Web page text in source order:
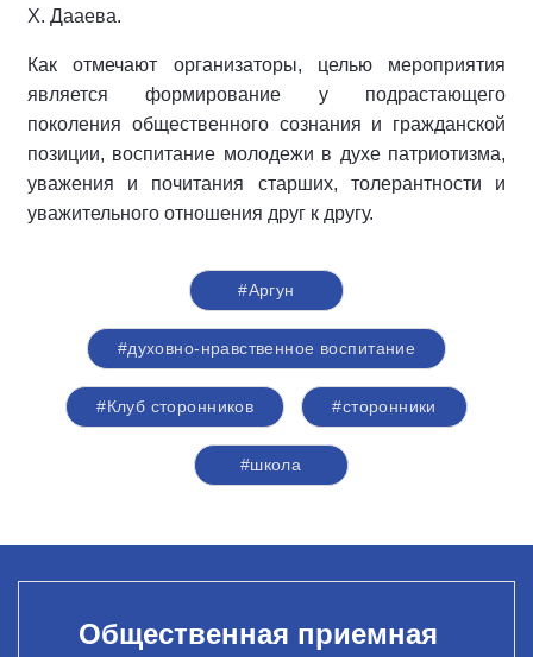
Х. Дааева.
Как отмечают организаторы, целью мероприятия
является формирование у подрастающего
поколения общественного сознания и гражданской
позиции, воспитание молодежи в духе патриотизма,
уважения и почитания старших, толерантности и
уважительного отношения друг к другу.
#Аргун
#духовно-нравственное воспитание
#Клуб сторонников #сторонники
#школа
Общественная приемная